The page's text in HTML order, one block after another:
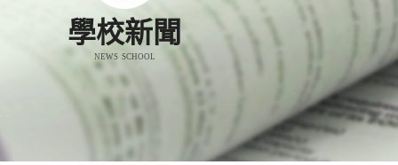
學校新聞
NEWS SCHOOL